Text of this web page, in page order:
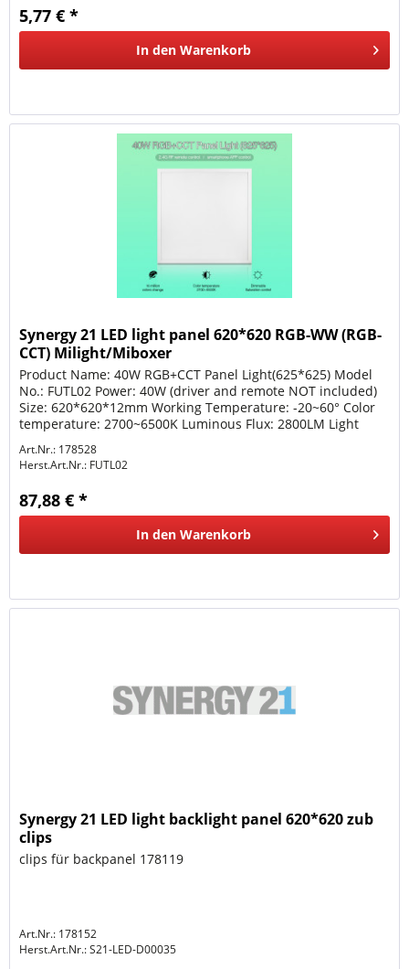
5,77 € *
In den Warenkorb
Synergy 21 LED light panel 620*620 RGB-WW (RGB-
CCT) Milight/Miboxer
Product Name: 40W RGB+CCT Panel Light(625*625) Model
No.: FUTL02 Power: 40W (driver and remote NOT included)
Size: 620*620*12mm Working Temperature: -20~60° Color
temperature: 2700~6500K Luminous Flux: 2800LM Light
Art.Nr.: 178528
Herst.Art.Nr.: FUTL02
87,88 € *
In den Warenkorb
Synergy 21 LED light backlight panel 620*620 zub
clips
clips für backpanel 178119
Art.Nr.: 178152
Herst.Art.Nr.:S21-LED-D00035